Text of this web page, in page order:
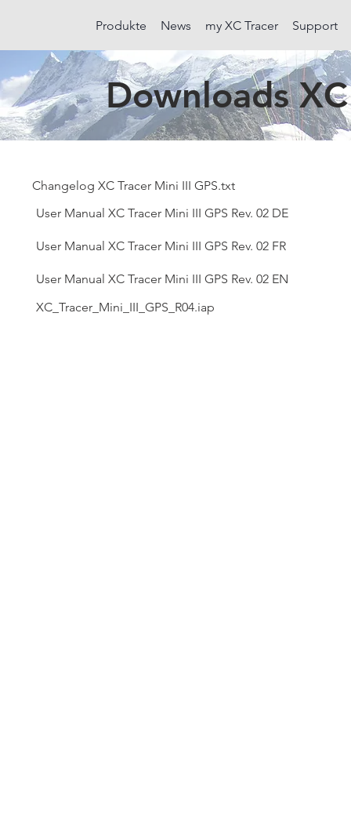
Produkte News my XC Tracer Support
Downloads
Changelog XC Tracer Mini III GPS.txt
User Manual XC Tracer Mini III GPS Rev. 02 DE
User Manual XC Tracer Mini III GPS Rev. 02 FR
User Manual XC Tracer Mini III GPS Rev. 02 EN
XC_Tracer_Mini_III_GPS_R04.iap